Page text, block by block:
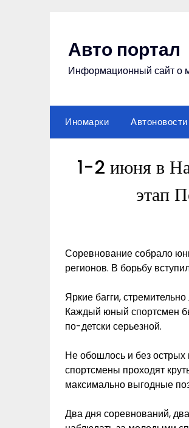
Авто портал
Информационный сайт о
Иномарки Автоновости
1-2 июня в
этап
Соревнование собрало
регионов. В борьбу
Яркие багги,
Каждый юный спортсмен
по-детски серьезной.
Не обошлось и без острых
спортсмены проходят
максимально выгодные
Два дня соревнований,